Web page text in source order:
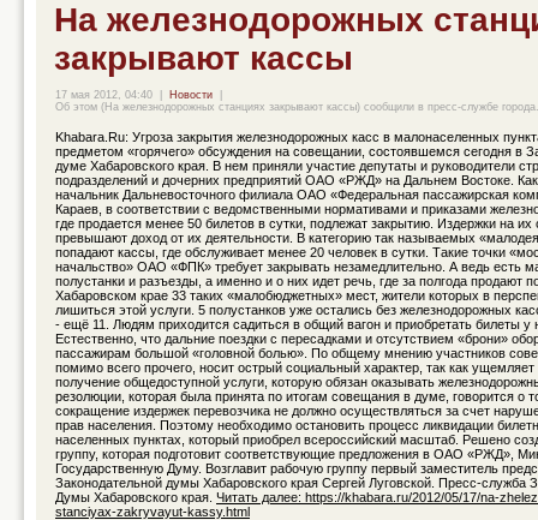
На железнодорожных
закрывают кассы
17 мая 2012, 04:40 Новости
Об этом (На железнодорожных станциях закрывают кассы) сообщили в пресс-службе города.
Khabara.Ru: Угроза закрытия железнодорожных касс в малонаселенных
предметом «горячего» обсуждения на совещании, состоявшемся сегодня в
думе Хабаровского края. В нем приняли участие депутаты и руководители
подразделений и дочерних предприятий ОАО «РЖД» на Дальнем Востоке.
начальник Дальневосточного филиала ОАО «Федеральная пассажирская
Караев, в соответствии с ведомственными нормативами и приказами
где продается менее 50 билетов в сутки, подлежат закрытию. Издержки на их
превышают доход от их деятельности. В категорию так называемых
попадают кассы, где обслуживает менее 20 человек в сутки. Такие точки
начальство» ОАО «ФПК» требует закрывать незамедлительно. А ведь есть
полустанки и разъезды, а именно и о них идет речь, где за полгода продают
Хабаровском крае 33 таких «малобюджетных» мест, жители которых в
лишиться этой услуги. 5 полустанков уже остались без железнодорожных
- ещё 11. Людям приходится садиться в общий вагон и приобретать билеты у
Естественно, что дальние поездки с пересадками и отсутствием «брони»
пассажирам большой «головной болью». По общему мнению участников
помимо всего прочего, носит острый социальный характер, так как ущемляет
получение общедоступной услуги, которую обязан оказывать
резолюции, которая была принята по итогам совещания в думе, говорится о
сокращение издержек перевозчика не должно осуществляться за счет
прав населения. Поэтому необходимо остановить процесс ликвидации
населенных пунктах, который приобрел всероссийский масштаб. Решено
группу, которая подготовит соответствующие предложения в ОАО «РЖД»,
Государственную Думу. Возглавит рабочую группу первый заместитель
Законодательной думы Хабаровского края Сергей Луговской. Пресс-служба
Думы Хабаровского края. Читать далее: https://khabara.ru/2012/05/17/na-
stanciyax-zakryvayut-kassy.html